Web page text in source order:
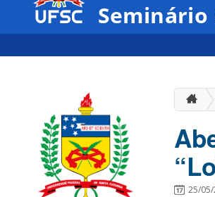
Seminário
25/